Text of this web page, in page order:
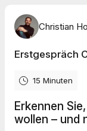
Christian
Erstgespräch
15 Minuten
Erkennen
wollen – und